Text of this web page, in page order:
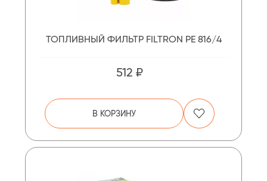
ТОПЛИВНЫЙ ФИЛЬТР FILTRON PE 816/4
512 ₽
В КОРЗИНУ